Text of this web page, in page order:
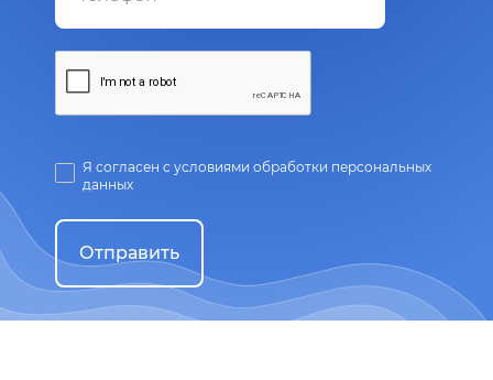
Я согласен с условиями обработки персональных
данных
Отправить